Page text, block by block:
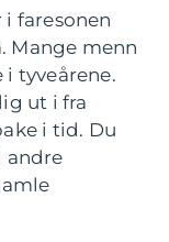
faresonen
Mange menn
tyveårene.
ut i fra
i tid. Du
andre